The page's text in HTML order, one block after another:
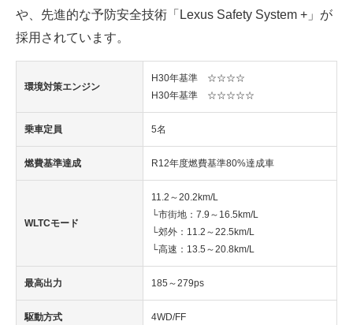
や、先進的な予防安全技術「Lexus Safety System +」が
採用されています。
環境対策エンジン
H30年基準 ☆☆☆☆
H30年基準 ☆☆☆☆☆
乗車定員 5名
燃費基準達成 R12年度燃費基準80%達成車
WLTCモード
11.2～20.2km/L
└市街地：7.9～16.5km/L
└郊外：11.2～22.5km/L
└高速：13.5～20.8km/L
最高出力 185～279ps
駆動方式 4WD/FF